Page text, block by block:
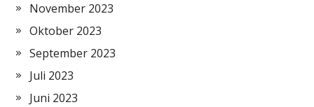
November 2023
Oktober 2023
September 2023
Juli 2023
Juni 2023